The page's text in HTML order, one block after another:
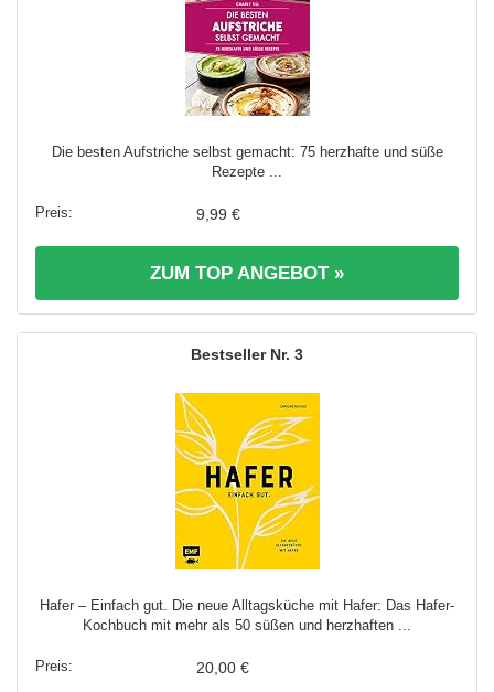
Die besten Aufstriche selbst gemacht: 75 herzhafte und süße
Rezepte ...
9,99 €
ZUM TOP ANGEBOT »
3
Hafer – Einfach gut. Die neue Alltagsküche mit Hafer: Das Hafer-
Kochbuch mit mehr als 50 süßen und herzhaften ...
20,00 €